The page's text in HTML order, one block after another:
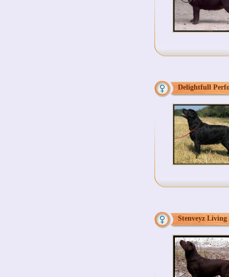
Delightfull
Stenveyz Living